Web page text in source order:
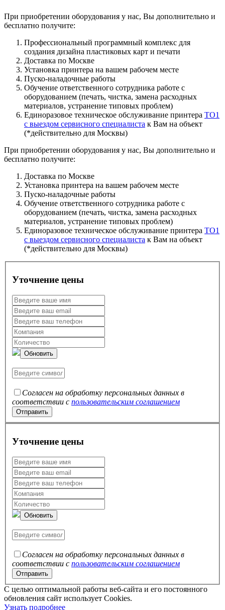
При приобретении оборудования у нас, Вы дополнительно и
бесплатно получите:
Профессиональный программный комплекс для
создания дизайна пластиковых карт и печати
Доставка по Москве
Установка принтера на вашем рабочем месте
Пуско-наладочные работы
Обучение ответственного сотрудника работе с
оборудованием (печать, чистка, замена расходных
материалов, устранение типовых проблем)
Единоразовое техническое обслуживание принтера ТО1
с выездом сервисного специалиста к Вам на объект
(*действительно для Москвы)
При приобретении оборудования у нас, Вы дополнительно и
бесплатно получите:
Доставка по Москве
Установка принтера на вашем рабочем месте
Пуско-наладочные работы
Обучение ответственного сотрудника работе с
оборудованием (печать, чистка, замена расходных
материалов, устранение типовых проблем)
Единоразовое техническое обслуживание принтера ТО1
с выездом сервисного специалиста к Вам на объект
(*действительно для Москвы)
Уточнение цены
Обновить
Согласен на обработку персональных данных в
соответствии с пользовательским соглашением
Уточнение цены
Обновить
Согласен на обработку персональных данных в
соответствии с пользовательским соглашением
C целью оптимальной работы веб-сайта и его постоянного
обновления сайт использует Cookies.
Узнать подробнее